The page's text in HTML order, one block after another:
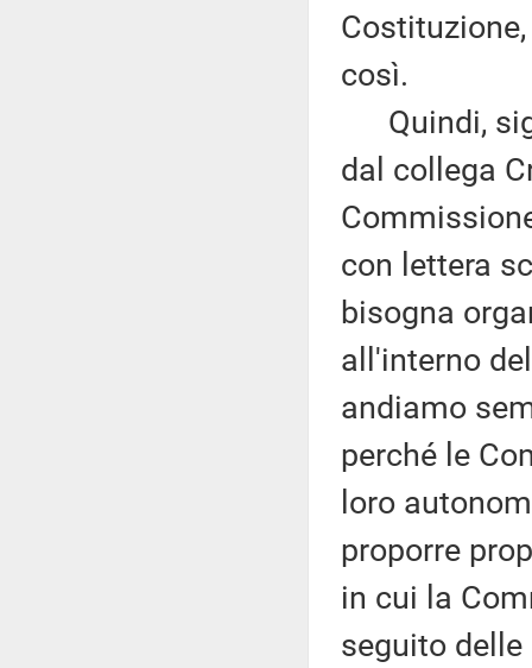
così.
Quindi,
dal collega
con lettera
bisogna
all'interno
andiamo
perché le
loro
proporre
in cui la
seguito